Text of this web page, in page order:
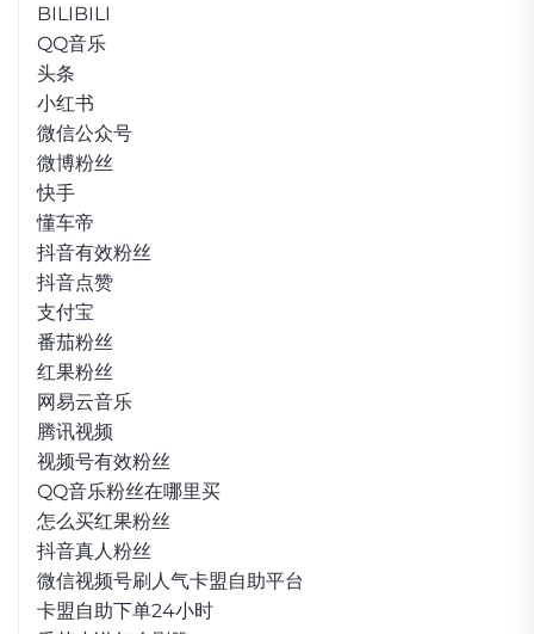
BILIBILI
QQ音乐
头条
小红书
微信公众号
微博粉丝
快手
懂车帝
抖音有效粉丝
抖音点赞
支付宝
番茄粉丝
红果粉丝
网易云音乐
腾讯视频
视频号有效粉丝
QQ音乐粉丝在哪里买
怎么买红果粉丝
抖音真人粉丝
微信视频号刷人气卡盟自助平台
卡盟自助下单24小时